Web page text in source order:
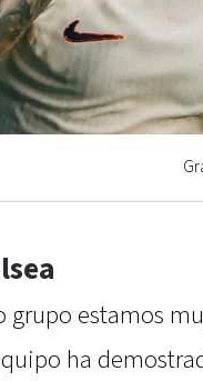
grupo estamos
ha